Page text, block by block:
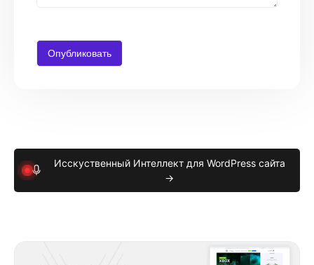
Исскуственный Интеллект для WordPress сайта
→